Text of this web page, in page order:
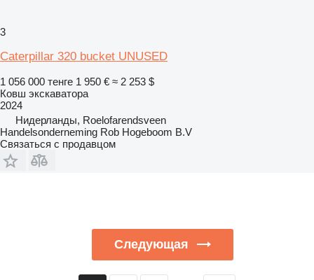
3
Caterpillar 320 bucket UNUSED
1 056 000 тенге 1 950 € ≈ 2 253 $
Ковш экскаватора
2024
Нидерланды, Roelofarendsveen
Handelsonderneming Rob Hogeboom B.V
Связаться с продавцом
Следующая